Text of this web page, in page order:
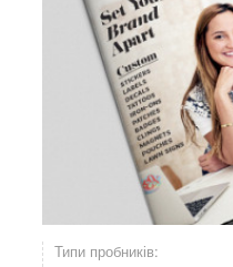
Типи пробників: